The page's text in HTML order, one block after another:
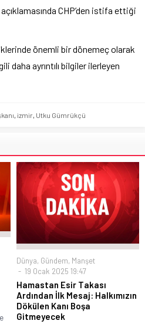
açıklamasında CHP’den istifa ettiği
önemli bir dönemeç olarak
daha ayrıntılı bilgiler ilerleyen
, izmir, Utku Gümrükçü
Dünya, Gündem, Manşet
19 Ocak 2025 19:47
Hamastan Esir Takası
Ardından İlk Mesaj: Halkımızın
Dökülen Kanı Boşa
Gitmeyecek